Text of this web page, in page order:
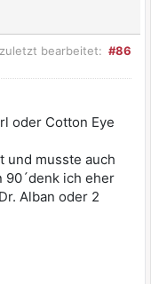
#86
bearbeitet:
oder Cotton Eye
und musste auch
90´denk ich eher
Alban oder 2